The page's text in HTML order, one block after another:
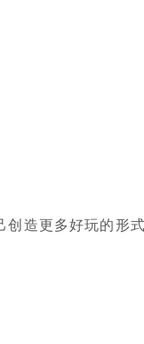
造更多好玩的形